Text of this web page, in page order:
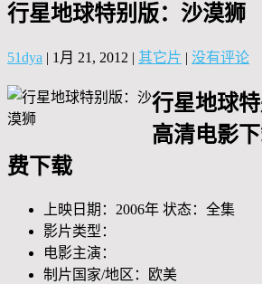
行星地球特别版：沙漠狮
51dya | 1月 21, 2012 | 其它片 | 没有评论
行星地球
高清电影
费下载
上映日期：2006年 状态：全集
影片类型：
电影主演：
制片国家/地区：欧美